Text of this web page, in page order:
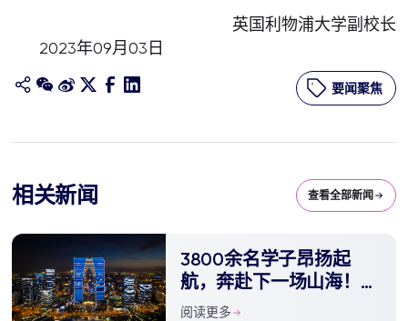
英国利物浦大学副校长
2023年09月03日
要闻聚焦
相关新闻 查看全部新闻
3800余名学子昂扬起
航，奔赴下一场山海！西
交利物浦大学举办2023
阅读更多